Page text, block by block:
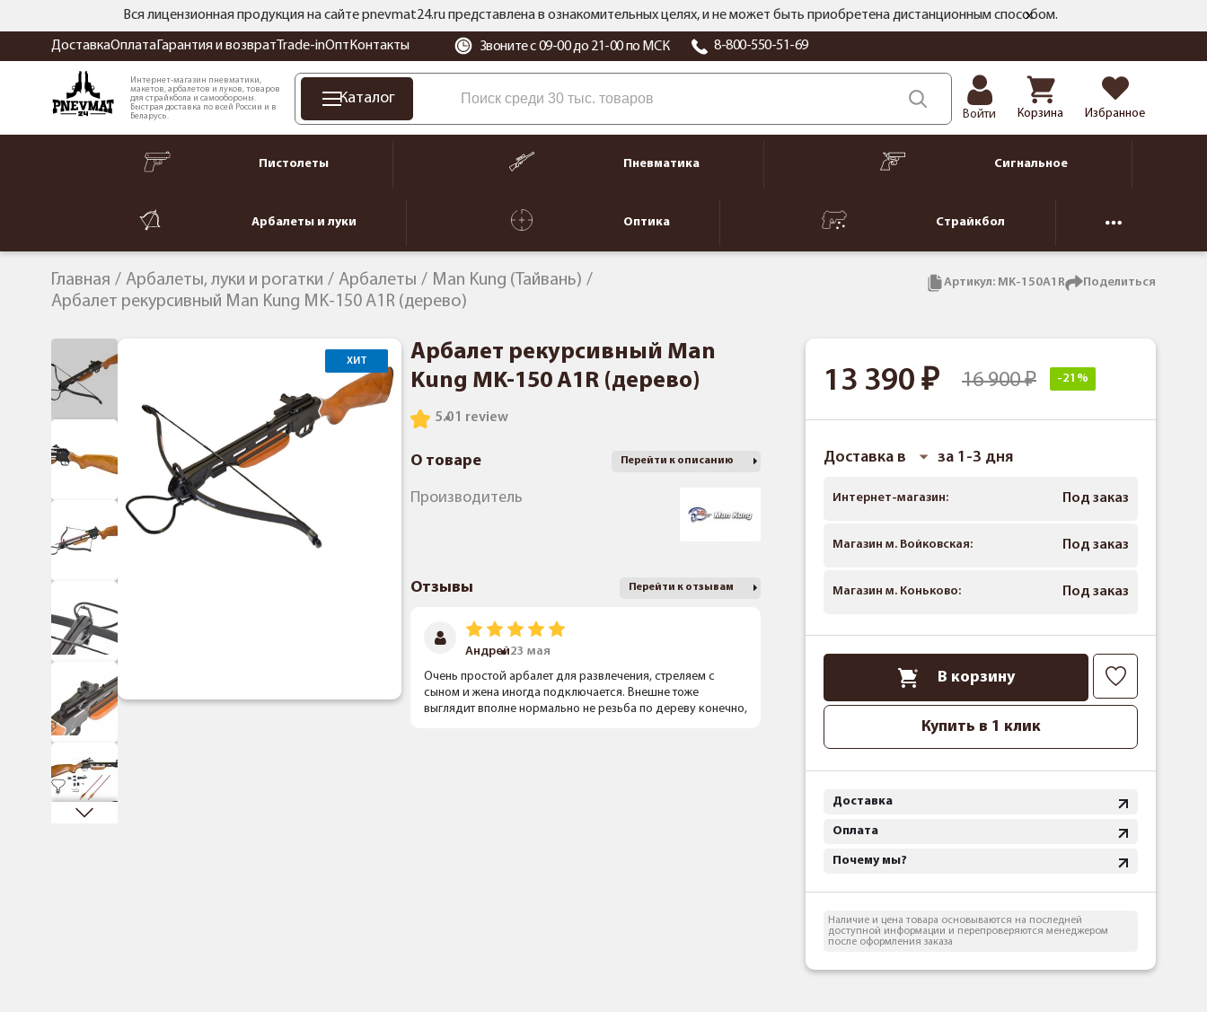
Вся лицензионная продукция на сайте pnevmat24.ru представлена в ознакомительных целях, и не может быть приобретена дистанционным способом.
ДоставкаОплата Гарантия и возврат Trade-inОпт Контакты Звоните с 09-00 до 21-00 по МСК 8-800-550-51-69
Интернет-магазин пневматики,
макетов, арбалетов и луков, товаров
для страйкбола и самообороны.
Быстрая доставка по всей России и в
Беларусь.
Каталог
Войти Корзина Избранное
Пистолеты Пневматика Сигнальное
Арбалеты и луки Оптика Страйкбол
Главная Арбалеты, луки и рогатки Арбалеты
Man Kung (Тайвань)
Арбалет рекурсивный Man Kung MK-150 A1R (дерево)
Артикул: MK-150A1R Поделиться
ХИТ
Арбалет рекурсивный Man
Kung MK-150 A1R (дерево)
1 review
5.0
О товаре Перейти к описанию
Производитель
Отзывы Перейти к отзывам
Андрей23 мая
Очень простой арбалет для развлечения, стреляем с
сыном и жена иногда подключается. Внешне тоже
выглядит вполне нормально не резьба по дереву конечно,
13 390 16 900 -21%
Доставка в за 1-3 дня
Интернет-магазин: Под заказ
Магазин м. Войковская: Под заказ
Магазин м. Коньково: Под заказ
В корзину
Купить в 1 клик
Доставка
Оплата
Почему мы?
Наличие и цена товара основываются на последней
доступной информации и перепроверяются менеджером
после оформления заказа